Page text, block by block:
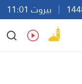
بيروت 11:01
Ar
En Fr Es